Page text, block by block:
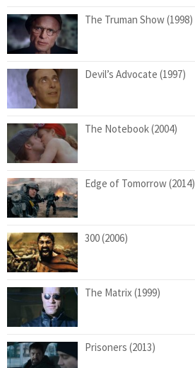
The Truman Show (1998)
Devil’s Advocate (1997)
The Notebook (2004)
Edge of Tomorrow (2014)
300 (2006)
The Matrix (1999)
Prisoners (2013)